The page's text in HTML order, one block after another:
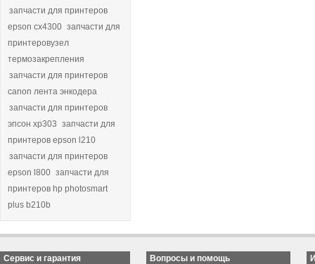
запчасти для принтеров
epson cx4300 запчасти для
принтеровузел
термозакрепления
запчасти для принтеров
canon лента энкодера
запчасти для принтеров
эпсон хр303 запчасти для
принтеров epson l210
запчасти для принтеров
epson l800 запчасти для
принтеров hp photosmart
plus b210b
Сервис и гарантия
Вопросы и помощь